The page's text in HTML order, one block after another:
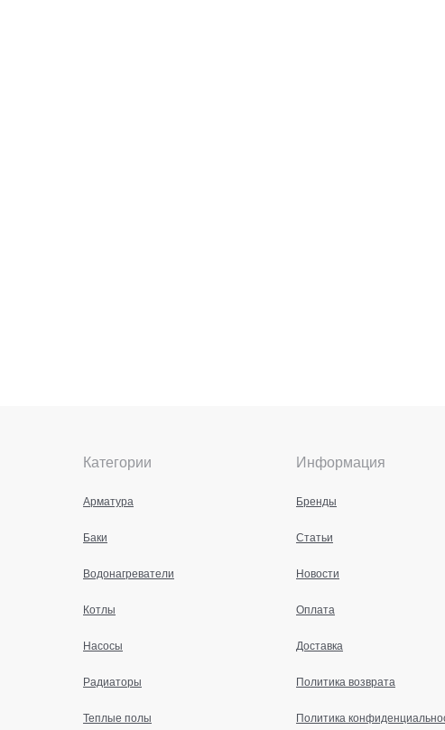
Категории
Арматура
Баки
Водонагреватели
Котлы
Насосы
Радиаторы
Теплые полы
Информация
Бренды
Статьи
Новости
Оплата
Доставка
Политика возврата
Политика